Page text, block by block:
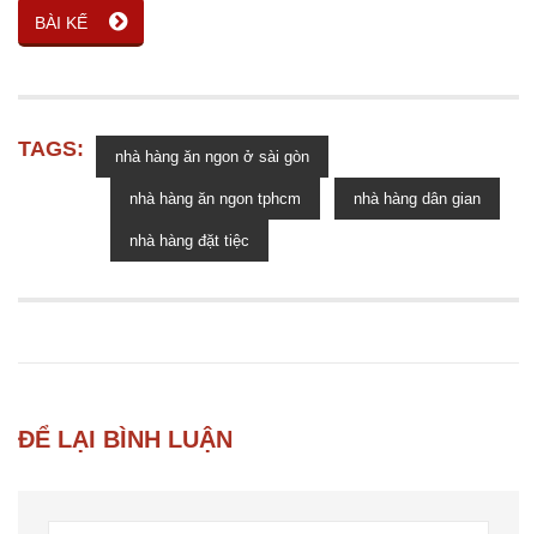
BÀI KẾ
TAGS: nhà hàng ăn ngon ở sài gòn
nhà hàng ăn ngon tphcm nhà hàng dân gian
nhà hàng đặt tiệc
ĐỂ LẠI BÌNH LUẬN